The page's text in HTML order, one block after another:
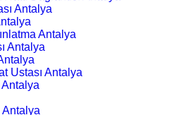
Antalya
Antalya
Antalya
Ustası Antalya